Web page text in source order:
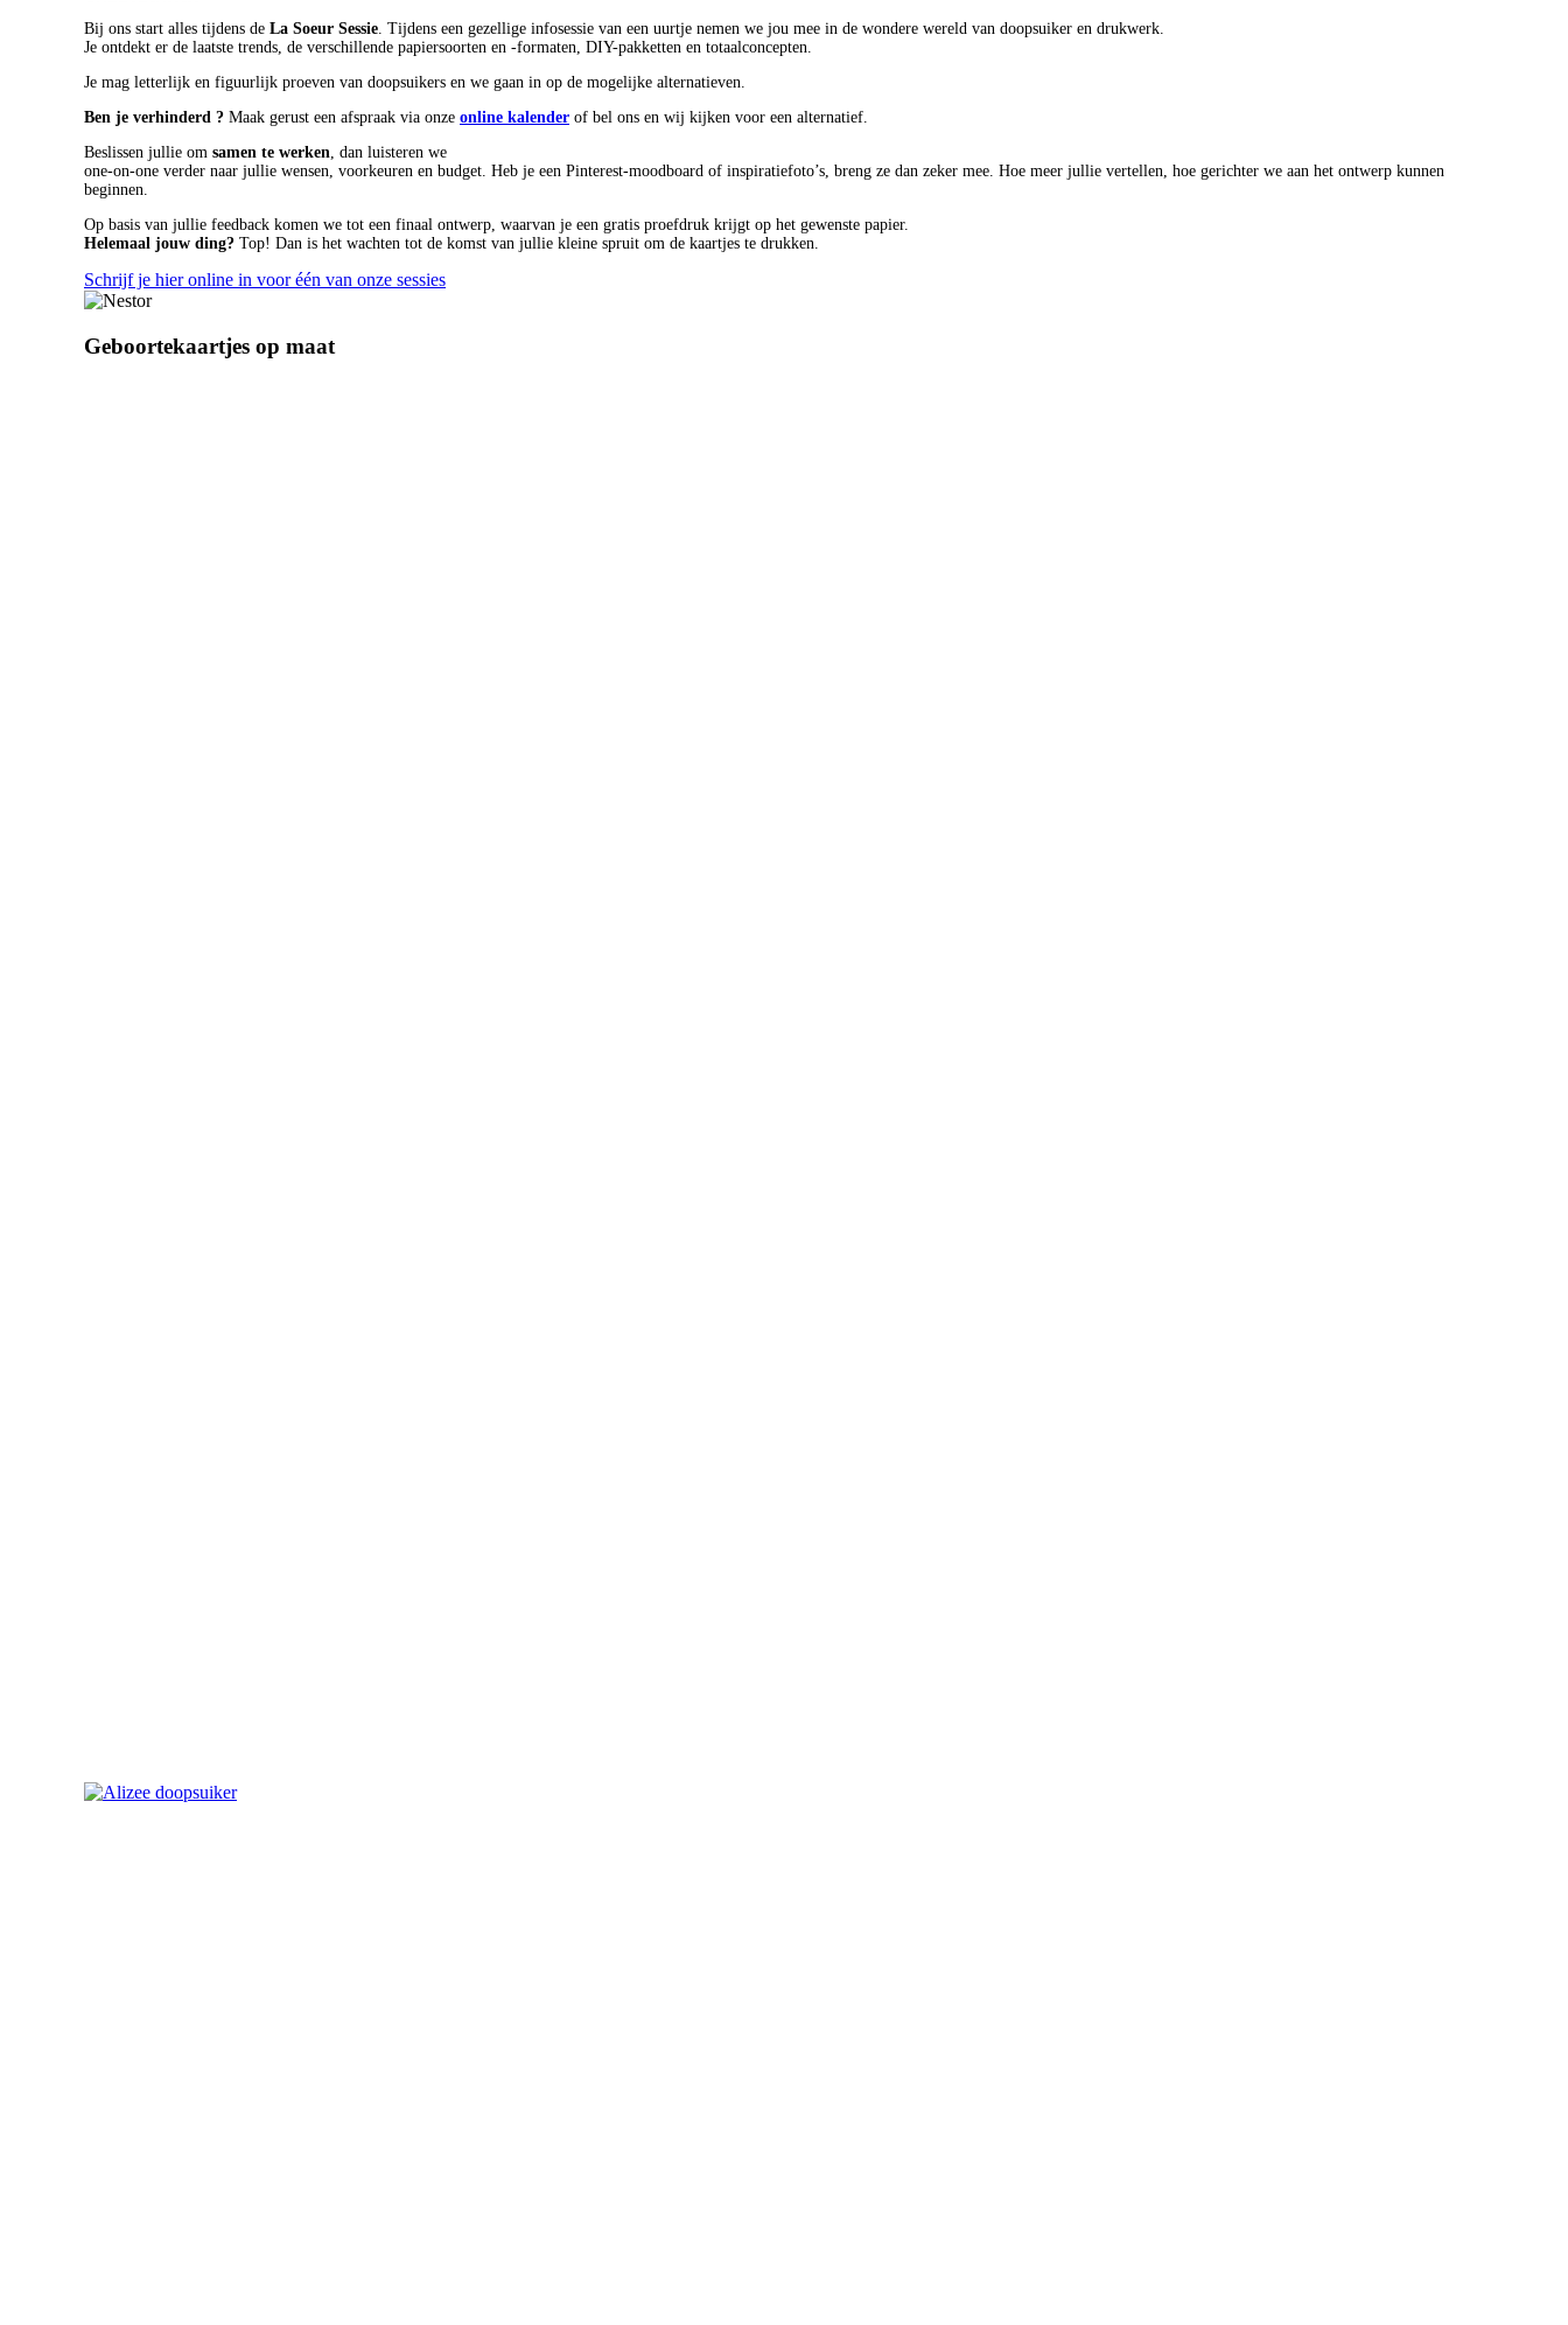
Bij ons start alles tijdens de La Soeur Sessie. Tijdens een gezellige infosessie van een uurtje nemen we jou mee in de wondere wereld van doopsuiker en drukwerk.
Je ontdekt er de laatste trends, de verschillende papiersoorten en -formaten, DIY-pakketten en totaalconcepten.
Je mag letterlijk en figuurlijk proeven van doopsuikers en we gaan in op de mogelijke alternatieven.
Ben je verhinderd ? Maak gerust een afspraak via onze online kalender of bel ons en wij kijken voor een alternatief.
Beslissen jullie om samen te werken, dan luisteren we
one-on-one verder naar jullie wensen, voorkeuren en budget. Heb je een Pinterest-moodboard of inspiratiefoto’s, breng ze dan zeker mee. Hoe meer jullie vertellen, hoe gerichter we aan het ontwerp kunnen
beginnen.
Op basis van jullie feedback komen we tot een finaal ontwerp, waarvan je een gratis proefdruk krijgt op het gewenste papier.
Helemaal jouw ding? Top! Dan is het wachten tot de komst van jullie kleine spruit om de kaartjes te drukken.
Schrijf je hier online in voor één van onze sessies
Geboortekaartjes op maat